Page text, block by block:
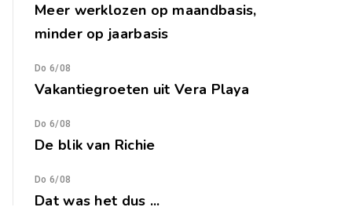
Meer werklozen op maandbasis,
minder op jaarbasis
Do 6/08
Vakantiegroeten uit Vera Playa
Do 6/08
De blik van Richie
Do 6/08
Dat was het dus ...